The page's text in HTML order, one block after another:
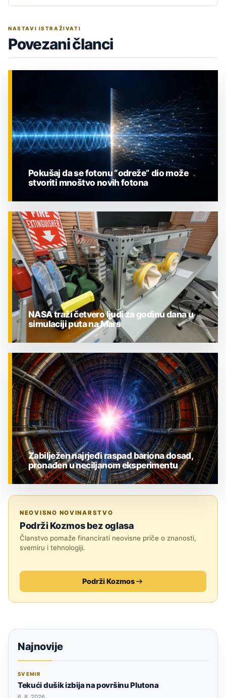
NASTAVI ISTRAŽIVATI
Povezani članci
ZNANOST
Pokušaj da se fotonu “odreže” dio može
stvoriti mnoštvo novih fotona
ZNANOST
NASA traži četvero ljudi za godinu dana u
simulaciji puta na Mars
Zabilježen najrjeđi raspad bariona dosad,
pronađen u neciljanom eksperimentu
NEOVISNO NOVINARSTVO
Podrži Kozmos bez oglasa
Članstvo pomaže financirati neovisne priče o znanosti,
svemiru i tehnologiji.
Podrži Kozmos
Najnovije
SVEMIR
Tekući dušik izbija na površinu Plutona